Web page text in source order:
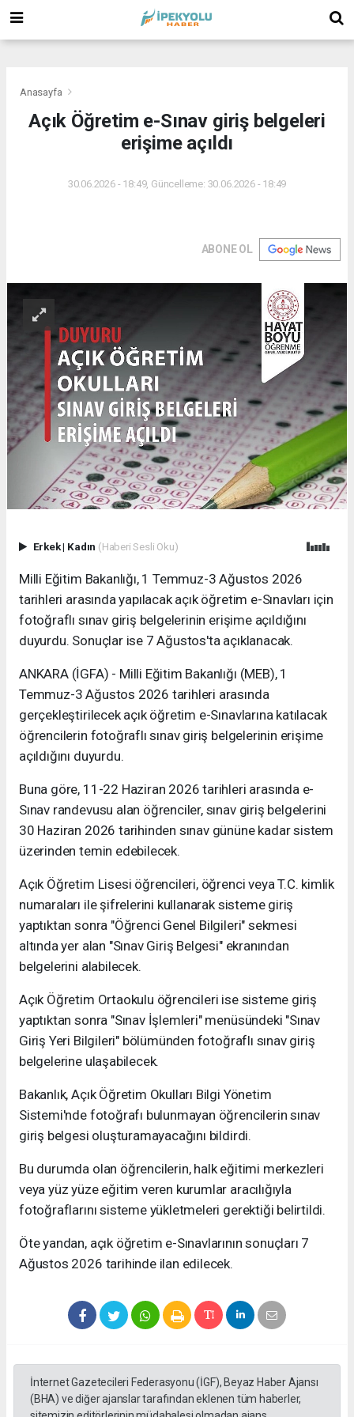
Anasayfa
Açık Öğretim e-Sınav giriş belgeleri
erişime açıldı
30.06.2026 - 18:49, Güncelleme: 30.06.2026 - 18:49
ABONE OL
Erkek| Kadın (Haberi Sesli Oku)
Milli Eğitim Bakanlığı, 1 Temmuz-3 Ağustos 2026
tarihleri arasında yapılacak açık öğretim e-Sınavları için
fotoğraflı sınav giriş belgelerinin erişime açıldığını
duyurdu. Sonuçlar ise 7 Ağustos'ta açıklanacak.
ANKARA (İGFA) - Milli Eğitim Bakanlığı (MEB), 1
Temmuz-3 Ağustos 2026 tarihleri arasında
gerçekleştirilecek açık öğretim e-Sınavlarına katılacak
öğrencilerin fotoğraflı sınav giriş belgelerinin erişime
açıldığını duyurdu.
Buna göre, 11-22 Haziran 2026 tarihleri arasında e-
Sınav randevusu alan öğrenciler, sınav giriş belgelerini
30 Haziran 2026 tarihinden sınav gününe kadar sistem
üzerinden temin edebilecek.
Açık Öğretim Lisesi öğrencileri, öğrenci veya T.C. kimlik
numaraları ile şifrelerini kullanarak sisteme giriş
yaptıktan sonra "Öğrenci Genel Bilgileri" sekmesi
altında yer alan "Sınav Giriş Belgesi" ekranından
belgelerini alabilecek.
Açık Öğretim Ortaokulu öğrencileri ise sisteme giriş
yaptıktan sonra "Sınav İşlemleri" menüsündeki "Sınav
Giriş Yeri Bilgileri" bölümünden fotoğraflı sınav giriş
belgelerine ulaşabilecek.
Bakanlık, Açık Öğretim Okulları Bilgi Yönetim
Sistemi'nde fotoğrafı bulunmayan öğrencilerin sınav
giriş belgesi oluşturamayacağını bildirdi.
Bu durumda olan öğrencilerin, halk eğitimi merkezleri
veya yüz yüze eğitim veren kurumlar aracılığıyla
fotoğraflarını sisteme yükletmeleri gerektiği belirtildi.
Öte yandan, açık öğretim e-Sınavlarının sonuçları 7
Ağustos 2026 tarihinde ilan edilecek.
İnternet Gazetecileri Federasyonu (İGF), Beyaz Haber Ajansı
(BHA) ve diğer ajanslar tarafından eklenen tüm haberler,